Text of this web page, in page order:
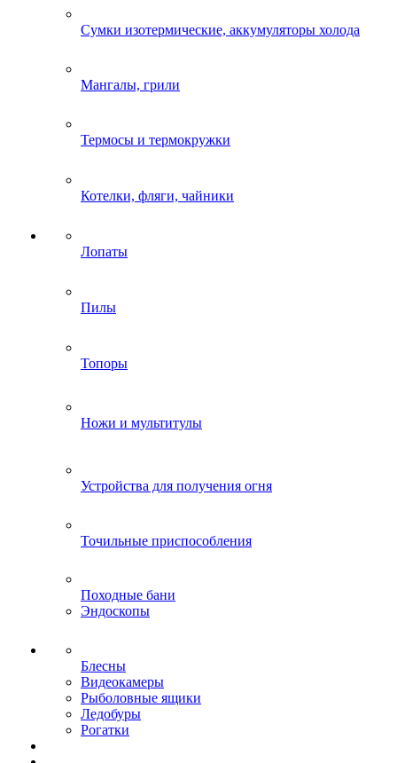
Сумки изотермические, аккумуляторы холода
Мангалы, грили
Термосы и термокружки
Котелки, фляги, чайники
Лопаты
Пилы
Топоры
Ножи и мультитулы
Устройства для получения огня
Точильные приспособления
Походные бани
Эндоскопы
Блесны
Видеокамеры
Рыболовные ящики
Ледобуры
Рогатки